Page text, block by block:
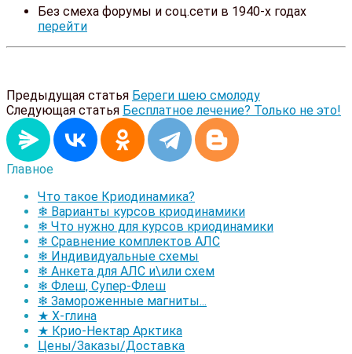
Без смеха форумы и соц.сети в 1940-х годах
перейти
Предыдущая статья Береги шею смолоду
Следующая статья Бесплатное лечение? Только не это!
Главное
Что такое Криодинамика?
❄ Варианты курсов криодинамики
❄ Что нужно для курсов криодинамики
❄ Сравнение комплектов АЛС
❄ Индивидуальные схемы
❄ Анкета для АЛС и\или схем
❄ Флеш, Супер-Флеш
❄ Замороженные магниты...
★ Х-глина
★ Крио-Нектар Арктика
Цены/Заказы/Доставка